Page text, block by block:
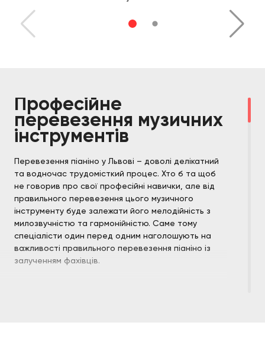
Професійне
перевезення музичних
інструментів
Перевезення піаніно у Львові – доволі делікатний
та водночас трудомісткий процес. Хто б та щоб
не говорив про свої професійні навички, але від
правильного перевезення цього музичного
інструменту буде залежати його мелодійність з
милозвучністю та гармонійністю. Саме тому
спеціалісти один перед одним наголошують на
важливості правильного перевезення піаніно із
залученням фахівців.